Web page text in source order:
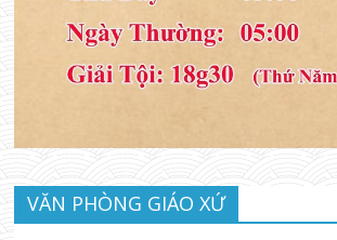
VĂN PHÒNG GIÁO XỨ